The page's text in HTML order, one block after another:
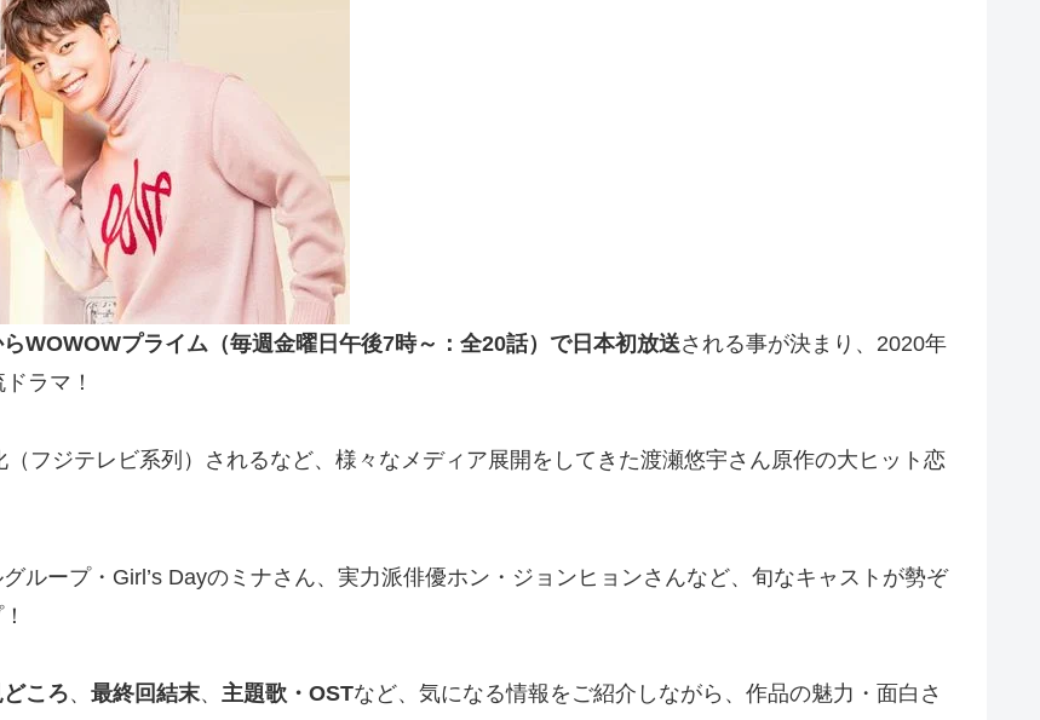
WOWOWプライム （毎週金曜日午後7時～：全20話）で日本初放送される事が決まり、2020年
ラマ！
フジテレビ系列）されるなど、様々なメディア展開をしてきた渡瀬悠宇さん原作の大ヒット恋
ループ・Girl’s Dayのミナさん、実力派俳優ホン・ジョンヒョンさんなど、旬なキャストが勢ぞ
どころ、 最終回結末、 主題歌・OSTなど、気になる情報をご紹介しながら、作品の魅力・面白さ